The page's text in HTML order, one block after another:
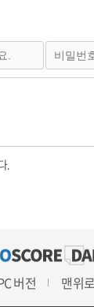
.
버전 맨위로